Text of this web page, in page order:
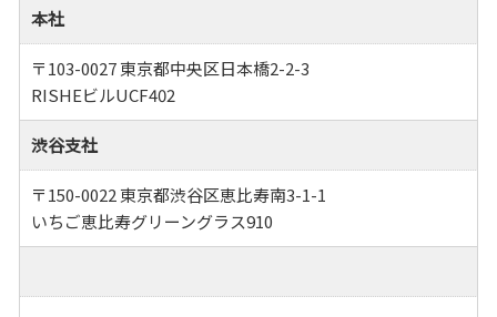
本社
〒103-0027 東京都中央区日本橋2-2-3
RISHEビルUCF402
渋谷支社
〒150-0022 東京都渋谷区恵比寿南3-1-1
いちご恵比寿グリーングラス910